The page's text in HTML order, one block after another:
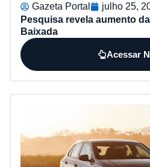
Gazeta Portal julho 25,
Pesquisa revela aumento
Baixada
Acessar